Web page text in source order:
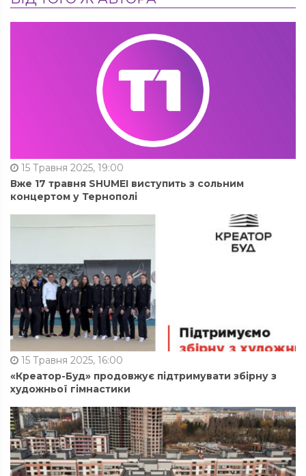
15 Травня 2025, 19:00
Вже 17 травня SHUMEI виступить з сольним
концертом у Тернополі
15 Травня 2025, 16:00
«Креатор-Буд» продовжує підтримувати збірну з
художньої гімнастики